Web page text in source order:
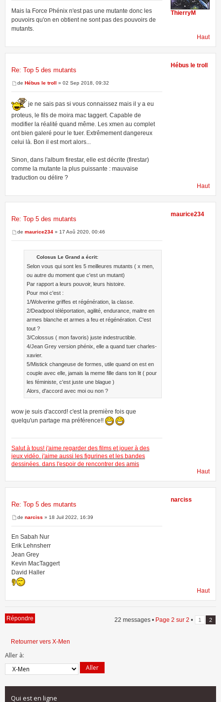
Mais la Force Phénix n'est pas une mutante donc les
pouvoirs qu'on en obtient ne sont pas des pouvoirs de
mutants.
ThierryM
Haut
Re: Top 5 des mutants
de Hébus le troll » 02 Sep 2018, 09:32
je ne sais pas si vous connaissez mais il y a eu
proteus, le fils de moira mac taggert. Capable de
modifier la réalité quand même. Les xmen au complet
ont bien galeré pour le tuer. Extrêmement dangereux
celui là. Bon il est mort alors...
Sinon, dans l'album firestar, elle est décrite (firestar)
comme la mutante la plus puissante : mauvaise
traduction ou délire ?
Hébus le troll
Haut
Re: Top 5 des mutants
de maurice234 » 17 Aoû 2020, 00:46
Colosus Le Grand a écrit:
Selon vous qui sont les 5 meilleures mutants ( x men,
ou autre du moment que c'est un mutant)
Par rapport a leurs pouvoir, leurs histoire.
Pour moi c'est :
1/Wolverine griffes et régénération, la classe.
2/Deadpool téléportation, agilité, endurance, maitre en
armes blanche et armes a feu et régénération. C'est
tout ?
3/Colossus ( mon favoris) juste indestructible.
4/Jean Grey version phénix, elle a quand tuer charles-
xavier.
5/Mistick changeuse de formes, utile quand on est en
couple avec elle, jamais la meme fille dans ton lit ( pour
les féministe, c'est juste une blague )
Alors, d'accord avec moi ou non ?
wow je suis d'accord! c'est la première fois que
quelqu'un partage ma préférence!!
Salut à tous! j'aime regarder des films et jouer à des
jeux vidéo. j'aime aussi les figurines et les bandes
dessinées. dans l'espoir de rencontrer des amis
maurice234
Haut
Re: Top 5 des mutants
de narciss » 18 Juil 2022, 16:39
En Sabah Nur
Erik Lehnsherr
Jean Grey
Kevin MacTaggert
David Haller
narciss
Haut
Répondre 22 messages • Page 2 sur 2 • 1 2
Retourner vers X-Men
Aller à:
Qui est en ligne